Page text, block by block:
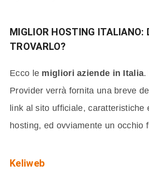
MIGLIOR HOSTING ITALIANO:
TROVARLO?
Ecco le migliori aziende in Italia.
Provider verrà fornita una breve
link al sito ufficiale, caratteristiche
hosting, ed ovviamente un occhio
Keliweb